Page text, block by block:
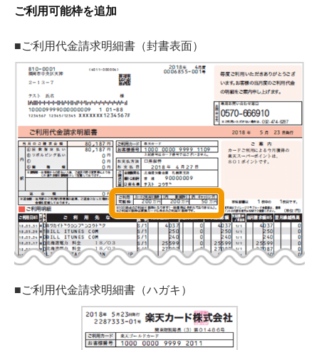
ご利用可能枠を追加
■ご利用代金請求明細書（封書表面）
■ご利用代金請求明細書（ハガキ）